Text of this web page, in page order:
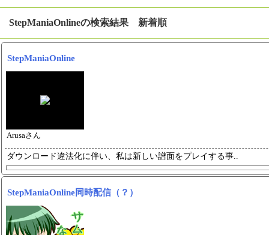
StepManiaOnlineの検索結果 新着順
StepManiaOnline
Arusaさん
ダウンロード違法化に伴い、私は新しい譜面をプレイする事..
StepManiaOnline同時配信（？）